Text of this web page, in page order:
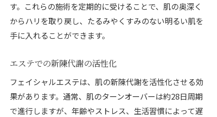
す。これらの施術を定期的に受けることで、肌の奥深く
からハリを取り戻し、たるみやくすみのない明るい肌を
手に入れることができます。
エステでの新陳代謝の活性化
フェイシャルエステは、肌の新陳代謝を活性化させる効
果があります。通常、肌のターンオーバーは約28日周期
で進行しますが、年齢やストレス、生活習慣によって遅